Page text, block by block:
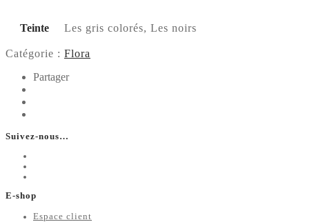
Teinte Les gris colorés, Les noirs
Catégorie : Flora
Partager
Suivez-nous…
E-shop
Espace client